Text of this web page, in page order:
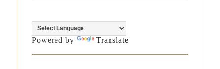
Powered by Translate